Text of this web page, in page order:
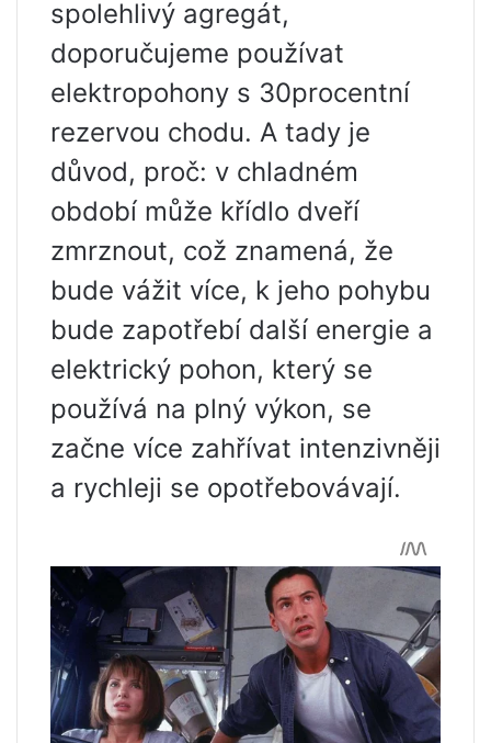
spolehlivý agregát,
doporučujeme používat
elektropohony s 30procentní
rezervou chodu. A tady je
důvod, proč: v chladném
období může křídlo dveří
zmrznout, což znamená, že
bude vážit více, k jeho pohybu
bude zapotřebí další energie a
elektrický pohon, který se
používá na plný výkon, se
začne více zahřívat intenzivněji
a rychleji se opotřebovávají.